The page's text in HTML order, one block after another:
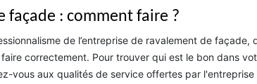
façade : comment faire ?
de l’entreprise de ravalement de façade,
correctement. Pour trouver qui est le bon dans
vous aux qualités de service offertes par l'entreprise